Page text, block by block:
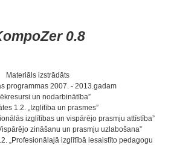
0.8
Materiāls izstrādāts
programmas 2007. - 2013.gadam
un nodarbinātība”
1.2. „Izglītība un prasmes”
izglītības un vispārējo prasmju attīstība”
zināšanu un prasmju uzlabošana”
„Profesionālajā izglītībā iesaistīto pedagogu